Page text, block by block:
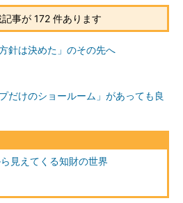
事が 172 件あります
針は決めた」のその先へ
だけのショールーム」があっても良
見えてくる知財の世界